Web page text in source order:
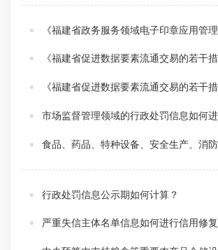
行政处罚信息公示期如何计算？
严重失信主体名单信息如何进行信用修复